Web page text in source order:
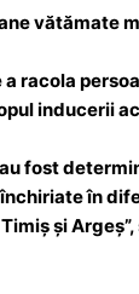
racola
inducerii
fost
în
și